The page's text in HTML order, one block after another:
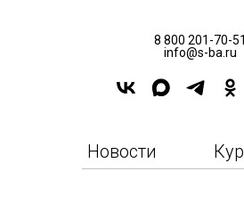
8 800 201-70-51
info@s-ba.ru
Новости